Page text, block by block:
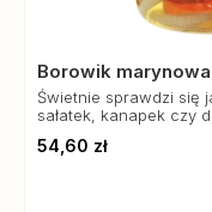
Borowik
Świetnie sprawdzi się
sałatek, kanapek czy
54,60 zł